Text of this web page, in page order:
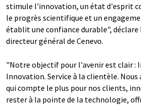
stimule l'innovation, un état d'esprit
le progrès scientifique et un
établit une confiance durable",
directeur général de Cenevo.
"Notre objectif pour l'avenir est clair :
Innovation. Service à la clientèle.
qui compte le plus pour nos clients,
rester à la pointe de la technologie,